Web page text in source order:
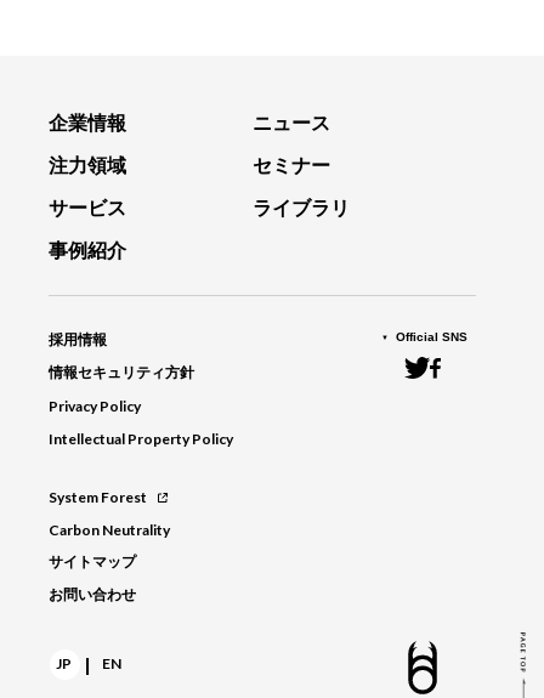
企業情報
注力領域
サービス
事例紹介
ニュース
セミナー
ライブラリ
採用情報
情報セキュリティ方針
Privacy Policy
Intellectual Property Policy
System Forest
Carbon Neutrality
サイトマップ
お問い合わせ
Official SNS
JP | EN